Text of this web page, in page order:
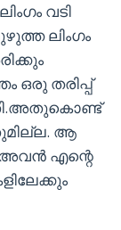
വടി
ലിംഗം
ഒരു തരിപ്പ്
ആ
എന്റെ